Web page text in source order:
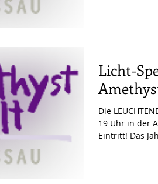
Licht-
Die
19 Uhr in der
Eintritt! Das